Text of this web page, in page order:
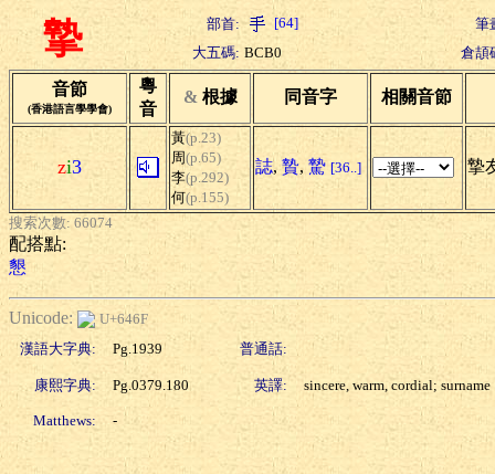
摯 部首: [64]
筆
大五碼: BCB0 倉頡
音節
(香港語言學學會)
粵
音
& 根據 同音字 相關音節
zi3
黃(p.23)
周(p.65)
李(p.292)
何(p.155)
誌, 贄, 騺 [36..] 摯
搜索次數: 66074
配搭點:
懇
Unicode:
U+646F
漢語大字典:
Pg.1939 普通話:
康熙字典: Pg.0379.180 英譯: sincere, warm, cordial; surname
Matthews: -